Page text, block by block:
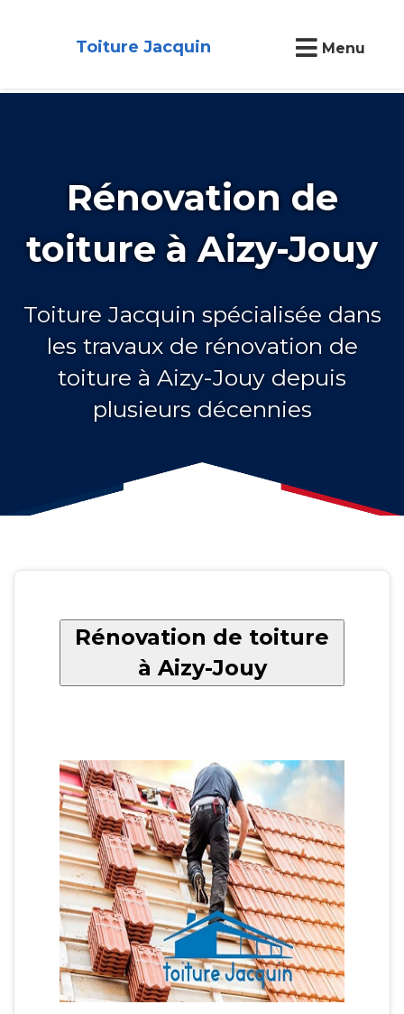
Toiture Jacquin Menu
Rénovation de
toiture à Aizy-Jouy
Toiture Jacquin spécialisée dans
les travaux de rénovation de
toiture à Aizy-Jouy depuis
plusieurs décennies
Rénovation de toiture
à Aizy-Jouy